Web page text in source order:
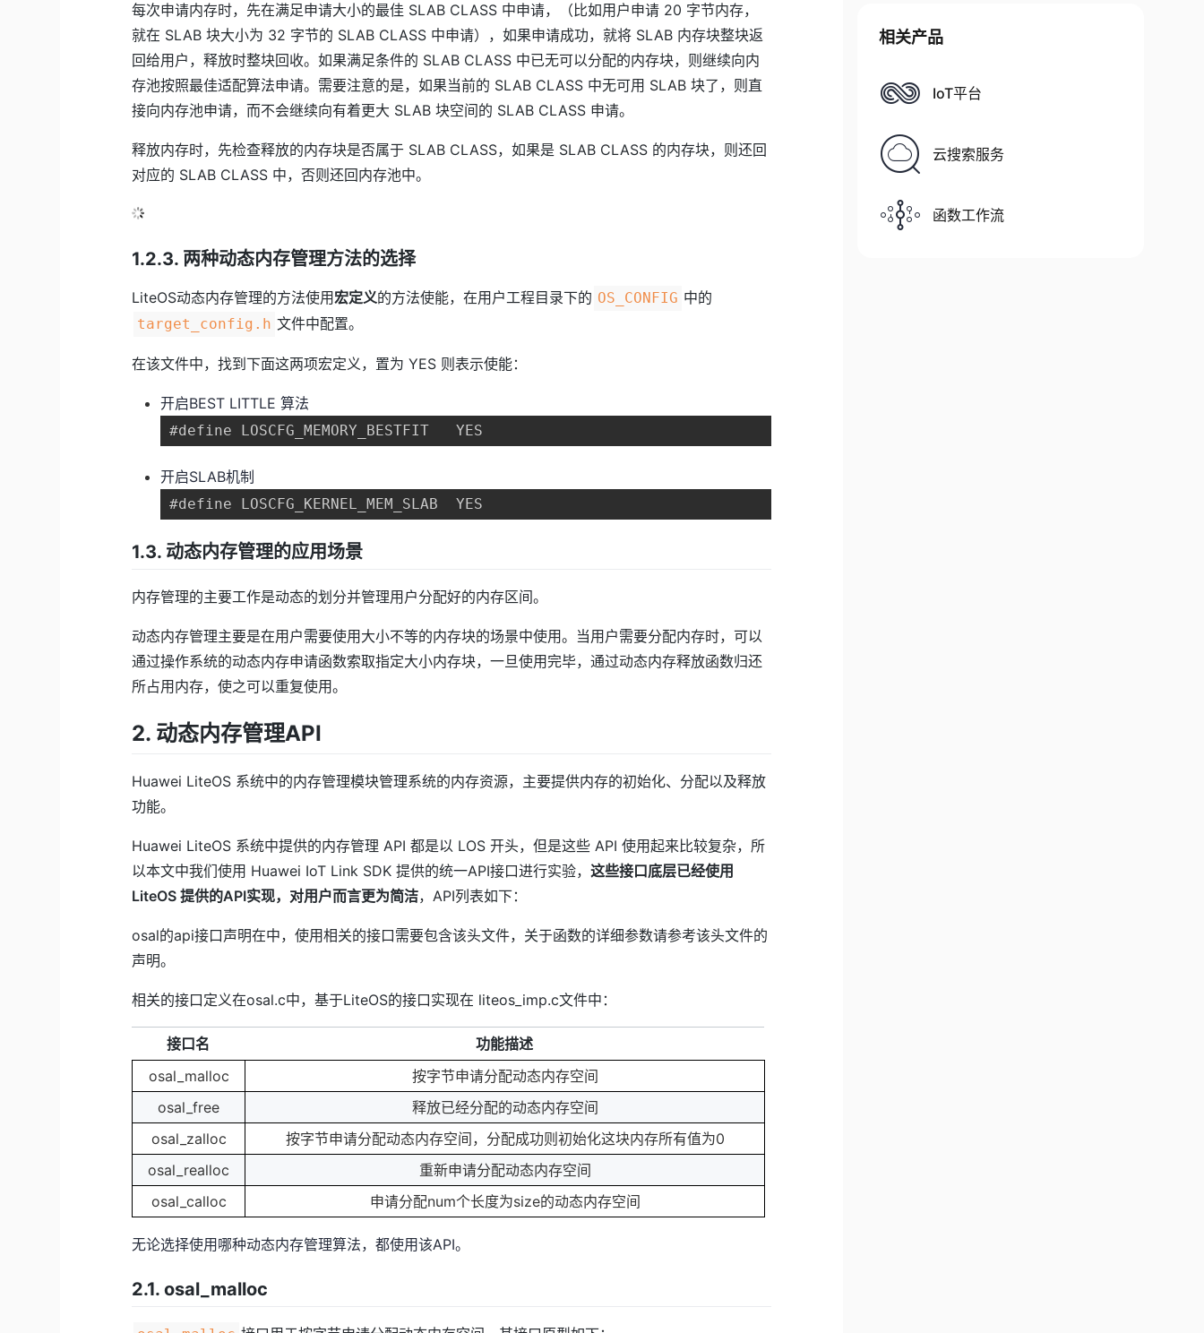
每次申请内存时，先在满足申请大小的最佳 SLAB CLASS 中申请，（比如用户申请 20 字节内存，
就在 SLAB 块大小为 32 字节的 SLAB CLASS 中申请），如果申请成功，就将 SLAB 内存块整块返
回给用户，释放时整块回收。如果满足条件的 SLAB CLASS 中已无可以分配的内存块，则继续向内
存池按照最佳适配算法申请。需要注意的是，如果当前的 SLAB CLASS 中无可用 SLAB 块了，则直
接向内存池申请，而不会继续向有着更大 SLAB 块空间的 SLAB CLASS 申请。
释放内存时，先检查释放的内存块是否属于 SLAB CLASS，如果是 SLAB CLASS 的内存块，则还回
对应的 SLAB CLASS 中，否则还回内存池中。
1.2.3. 两种动态内存管理方法的选择
LiteOS动态内存管理的方法使用宏定义的方法使能，在用户工程目录下的 OS_CONFIG 中的
target_config.h 文件中配置。
在该文件中，找到下面这两项宏定义，置为 YES 则表示使能：
开启BEST LITTLE 算法
#define LOSCFG_MEMORY_BESTFIT   YES
开启SLAB机制
#define LOSCFG_KERNEL_MEM_SLAB  YES
1.3. 动态内存管理的应用场景
内存管理的主要工作是动态的划分并管理用户分配好的内存区间。
动态内存管理主要是在用户需要使用大小不等的内存块的场景中使用。当用户需要分配内存时，可以
通过操作系统的动态内存申请函数索取指定大小内存块，一旦使用完毕，通过动态内存释放函数归还
所占用内存，使之可以重复使用。
2. 动态内存管理API
Huawei LiteOS 系统中的内存管理模块管理系统的内存资源，主要提供内存的初始化、分配以及释放
功能。
Huawei LiteOS 系统中提供的内存管理 API 都是以 LOS 开头，但是这些 API 使用起来比较复杂，所
以本文中我们使用 Huawei IoT Link SDK 提供的统一API接口进行实验，这些接口底层已经使用
LiteOS 提供的API实现，对用户而言更为简洁，API列表如下：
osal的api接口声明在中，使用相关的接口需要包含该头文件，关于函数的详细参数请参考该头文件的
声明。
相关的接口定义在osal.c中，基于LiteOS的接口实现在 liteos_imp.c文件中：
接口名
功能描述
osal_malloc
按字节申请分配动态内存空间
osal_free
释放已经分配的动态内存空间
osal_zalloc
按字节申请分配动态内存空间，分配成功则初始化这块内存所有值为0
osal_realloc
重新申请分配动态内存空间
osal_calloc
申请分配num个长度为size的动态内存空间
无论选择使用哪种动态内存管理算法，都使用该API。
2.1. osal_malloc
相关产品
IoT平台
云搜索服务
函数工作流